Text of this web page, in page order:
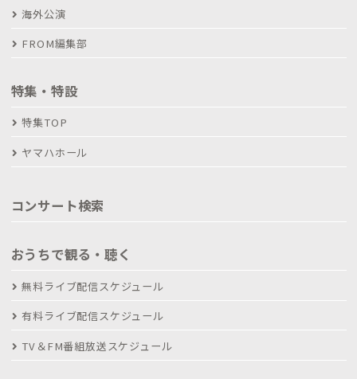
海外公演
FROM編集部
特集・特設
特集TOP
ヤマハホール
コンサート検索
おうちで観る・聴く
無料ライブ配信スケジュール
有料ライブ配信スケジュール
TV＆FM番組放送スケジュール